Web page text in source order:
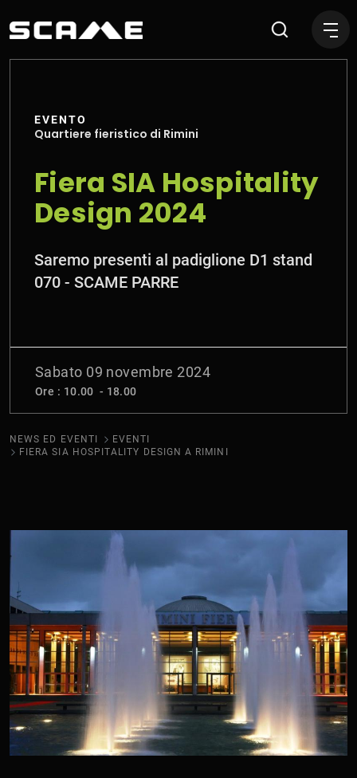
EVENTO
Quartiere fieristico di Rimini
Fiera SIA Hospitality
Design 2024
Saremo presenti al padiglione D1 stand
070 - SCAME PARRE
Sabato 09 novembre 2024
Ore : 10.00 - 18.00
NEWS ED EVENTI
EVENTI
FIERA SIA HOSPITALITY DESIGN A RIMINI